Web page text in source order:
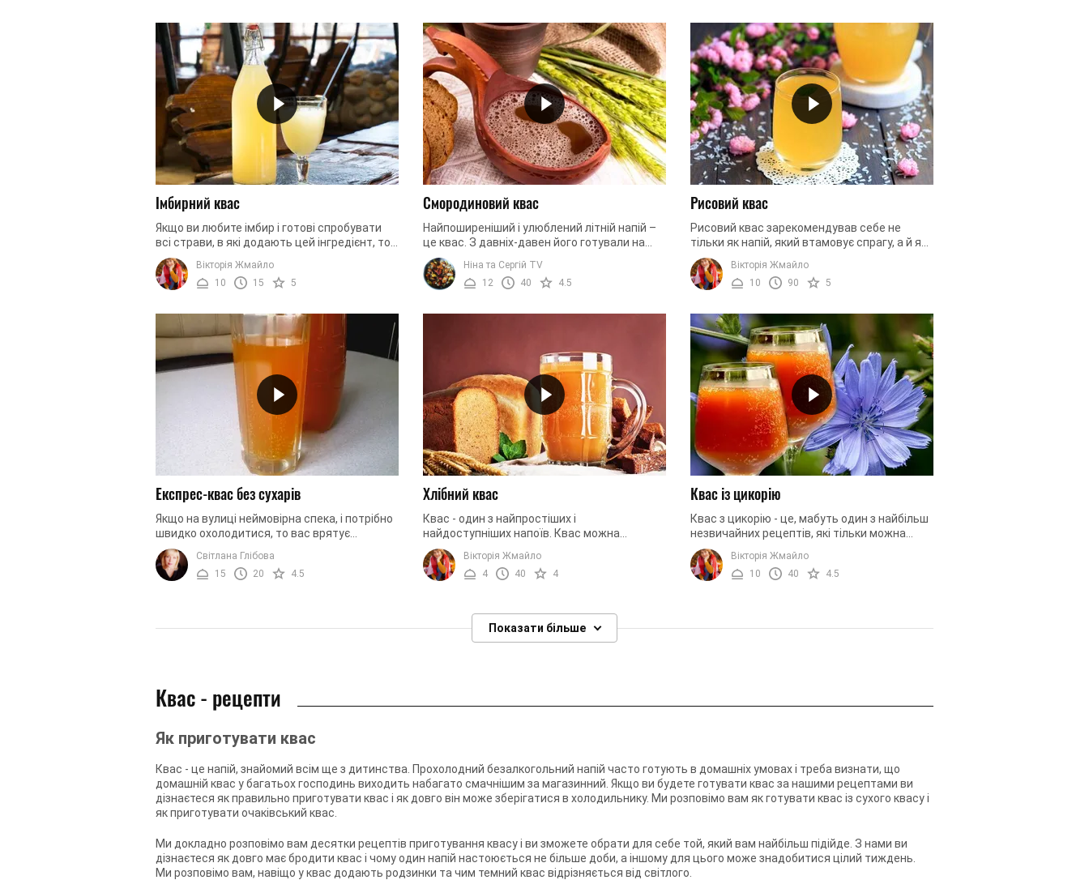
Імбирний квас
Якщо ви любите імбир і готові спробувати
всі страви, в які додають цей інгредієнт, то
ось вам ще одна ─ імбирний квас. Насправді
цей напій ...Вікторія Жмайло
10
15 5
Смородиновий квас
Найпоширеніший і улюблений літній напій –
це квас. З давніх-давен його готували на
основі хліба, ось і сьогодні ми дотримуємося
традицій і готуємо ...
Ніна та Сергій TV
12
40 4.5
Рисовий квас
Рисовий квас зарекомендував себе не
тільки як напій, який втамовує спрагу, а й як
помічник у лікуванні суглобів, болю в спині
та ревматизму. Легкий і ...
Вікторія Жмайло
10
90 5
Експрес-квас без сухарів
Якщо на вулиці неймовірна спека, і потрібно
швидко охолодитися, то вас врятує
найшвидший рецепт квасу, який тільки
може бути. Не потрібно чекати, ...
Світлана Глібова
15
20 4.5
Хлібний квас
Квас - один з найпростіших і
найдоступніших напоїв. Квас можна
готувати як з використанням дріжджів, так і
без них. Квас можна робити на основі ...
Вікторія Жмайло
4
40 4
Квас із цикорію
Квас з цикорію - це, мабуть один з найбільш
незвичайних рецептів, які тільки можна
знайти. Цей напій здивує вас своїм
неординарним смаком. Однак, ...
Вікторія Жмайло
10
40 4.5
Показати більше
Квас - рецепти
Як приготувати квас
Квас - це напій, знайомий всім ще з дитинства. Прохолодний безалкогольний напій часто готують в домашніх умовах і треба визнати, що
домашній квас у багатьох господинь виходить набагато смачнішим за магазинний. Якщо ви будете готувати квас за нашими рецептами ви
дізнаєтеся як правильно приготувати квас і як довго він може зберігатися в холодильнику. Ми розповімо вам як готувати квас із сухого квасу і
як приготувати очаківський квас.
Ми докладно розповімо вам десятки рецептів приготування квасу і ви зможете обрати для себе той, який вам найбільш підійде. З нами ви
дізнаєтеся як довго має бродити квас і чому один напій настоюється не більше доби, а іншому для цього може знадобитися цілий тиждень.
Ми розповімо вам, навіщо у квас додають родзинки та чим темний квас відрізняється від світлого.